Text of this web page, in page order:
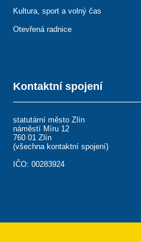
Kontaktní spojení
statutární město Zlín
náměstí Míru 12
760 01 Zlín
(všechna kontaktní spojení)
IČO: 00283924
Kultura, sport a volný čas
Otevřená radnice